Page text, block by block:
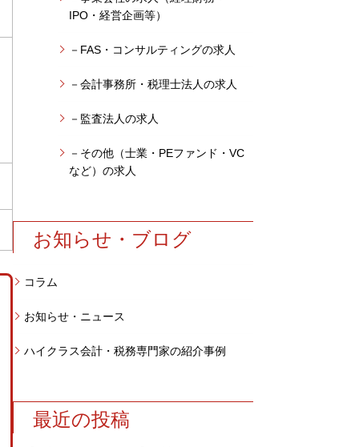
IPO・経営企画等）
－FAS・コンサルティングの求人
－会計事務所・税理士法人の求人
－監査法人の求人
－その他（士業・PEファンド・VC
など）の求人
お知らせ・ブログ
コラム
お知らせ・ニュース
ハイクラス会計・税務専門家の紹介事例
最近の投稿